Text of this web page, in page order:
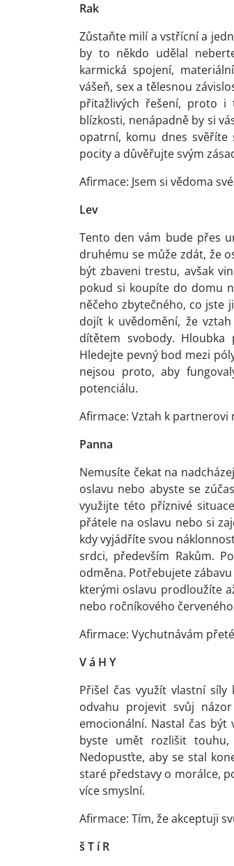
Rak
Zůstaňte milí a vstřícní a
by to někdo udělal
karmická spojení,
vášeň, sex a tělesnou
přitažlivých řešení, proto i
blízkosti, nenápadně by si
opatrní, komu dnes
pocity a důvěřujte svým
Afirmace: Jsem si vědoma
Lev
Tento den vám bude přes
druhému se může zdát, že
být zbaveni trestu, avšak
pokud si koupíte do domu
něčeho zbytečného, co jste
dojít k uvědomění, že
dítětem svobody. Hloubka
Hledejte pevný bod mezi
nejsou proto, aby
potenciálu.
Afirmace: Vztah k
Panna
Nemusíte čekat na
oslavu nebo abyste se
využijte této příznivé
přátele na oslavu nebo si
kdy vyjádříte svou
srdci, především Rakům.
odměna. Potřebujete
kterými oslavu prodloužíte
nebo ročníkového
Afirmace: Vychutnávám
V á H Y
Přišel čas využít vlastní
odvahu projevit svůj
emocionální. Nastal čas
byste umět rozlišit
Nedopusťte, aby se stal
staré představy o morálce,
více smyslní.
Afirmace: Tím, že akceptuji
š T í R